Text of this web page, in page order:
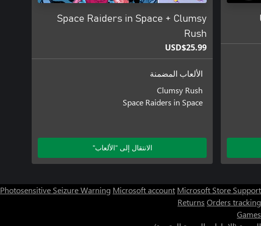
Space Raiders in Space + Clumsy
Rush
USD$25.99
الألعاب المضمنة
Clumsy Rush
Space Raiders in Space
الانتقال إلى "الألعاب"
Photosensitive Seizure Warning Microsoft account Microsoft Store Support
Returns Orders tracking
Games